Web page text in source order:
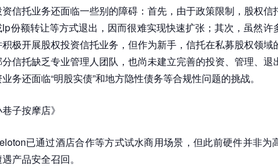
信托业务还面临一些别的障碍：首先，由于政策限制，股权信
份额转让等方式退出，因而很难实现快速扩张；其次，虽然许
极开展股权投资信托业务，但作为新手，信托在私募股权领域
信托缺乏专业管理人团队，也尚未建立完善的投资、管理、退
务还面临“明股实债”和地方隐性债务等合规性问题的挑战。
子按摩店》
已通过酒店合作等方式试水商用场景，但此前硬件并非为
产品安全召回。